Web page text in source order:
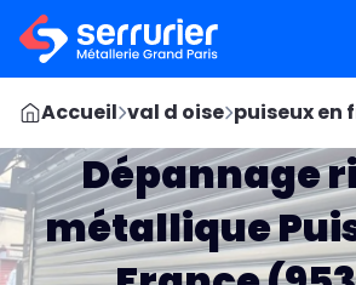
Accueil val d oise puiseux en
Dépannage
métallique